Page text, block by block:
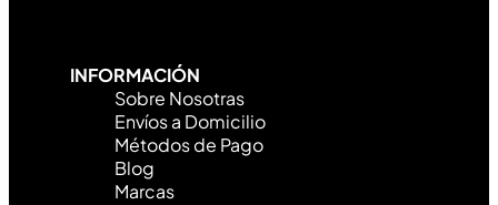
INFORMACIÓN
Sobre Nosotras
Envíos a Domicilio
Métodos de Pago
Blog
Marcas